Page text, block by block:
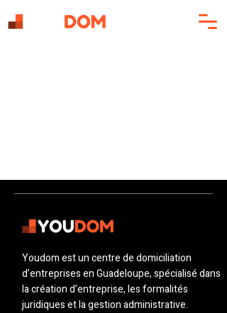
Youdom est un centre de domiciliation
d’entreprises en Guadeloupe, spécialisé dans
la création d’entreprise, les formalités
juridiques et la gestion administrative.